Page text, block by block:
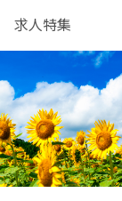
求人特集